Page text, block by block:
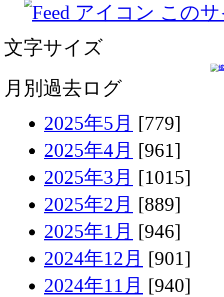
この
文字サイズ
月別過去ログ
2025年5月 [779]
2025年4月 [961]
2025年3月 [1015]
2025年2月 [889]
2025年1月 [946]
2024年12月 [901]
2024年11月 [940]